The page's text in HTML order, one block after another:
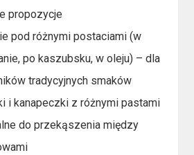
propozycje
pod różnymi postaciami (w
po kaszubsku, w oleju) – dla
tradycyjnych smaków
i kanapeczki z różnymi pastami
do przekąszenia między